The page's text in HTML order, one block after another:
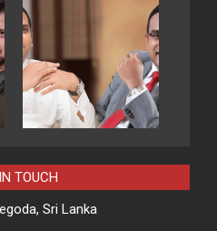
TOUCH
Sri Lanka